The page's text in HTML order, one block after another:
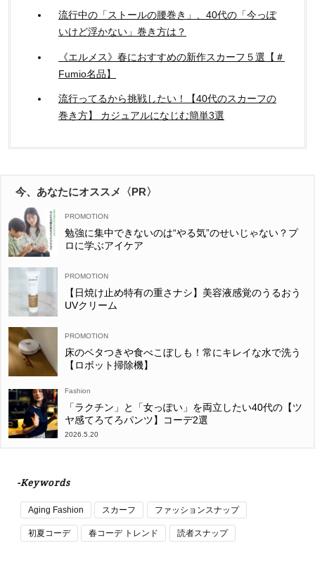
流行中の「ストールの腰巻き」、40代の「今っぽ
いけど浮かない」巻き方は？
《エルメス》春におすすめの新作スカーフ５選【＃
Fumio名品】
流行ってるから挑戦したい！【40代のスカーフの
巻き方】 カジュアルになじむ簡単3選
今、あなたにオススメ〈PR〉
勉強に集中できないのは“やる気”のせいじゃない？プ
ロに学ぶアイケア
【日焼け止め特有の重さナシ】美容液感覚のうるおう
UVクリーム
床のベタつきや食べこぼしも！常にキレイな水で洗う
【ロボット掃除機】
Fashion
「ラクチン」と「女っぽい」を両立したい40代の【ツ
ヤ感てろてろパンツ】コーデ2選
2026.5.20
-Keywords
Aging Fashion スカーフ ファッションスナップ
初夏コーデ 春コーデ トレンド 読者スナップ